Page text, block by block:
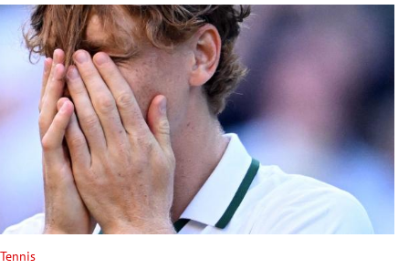
Untermenü
Untermenü
Untermenü
Untermenü
Tennis